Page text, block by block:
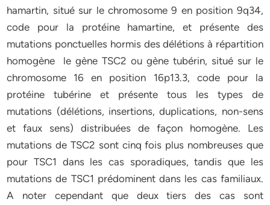
hamartin, situé sur le chromosome 9 en position 9q34,
code pour la protéine hamartine, et présente des
mutations ponctuelles hormis des délétions à répartition
homogène le gène TSC2 ou gène tubérin, situé sur le
chromosome 16 en position 16p13.3, code pour la
protéine tubérine et présente tous les types de
mutations (délétions, insertions, duplications, non-sens
et faux sens) distribuées de façon homogène. Les
mutations de TSC2 sont cinq fois plus nombreuses que
pour TSC1 dans les cas sporadiques, tandis que les
mutations de TSC1 prédominent dans les cas familiaux.
A noter cependant que deux tiers des cas sont